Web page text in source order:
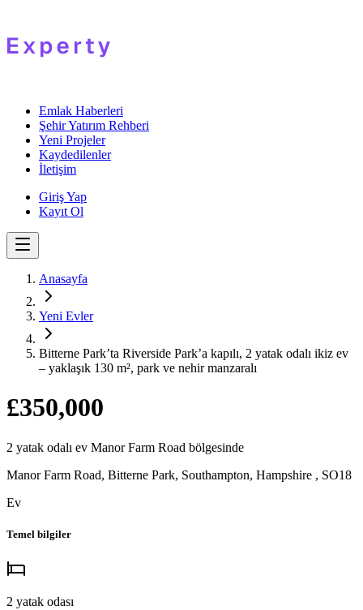
Emlak Haberleri
Şehir Yatırım Rehberi
Yeni Projeler
Kaydedilenler
İletişim
Giriş Yap
Kayıt Ol
Anasayfa
Yeni Evler
Bitterne Park’ta Riverside Park’a kapılı, 2 yatak odalı ikiz ev
– yaklaşık 130 m², park ve nehir manzaralı
£350,000
2 yatak odalı ev Manor Farm Road bölgesinde
Manor Farm Road, Bitterne Park, Southampton, Hampshire , SO18
Ev
Temel bilgiler
2 yatak odası